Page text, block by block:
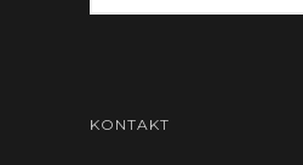
KONTAKT